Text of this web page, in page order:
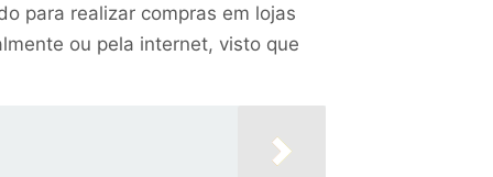
para realizar compras em lojas
ou pela internet, visto que